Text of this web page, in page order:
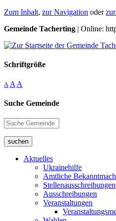
Zum Inhalt, zur Navigation oder
Gemeinde Tacherting | Online:
Schriftgröße
A A A
Suche Gemeinde
suchen
Aktuelles
Ukrainehilfe
Amtliche
Stellenausschreibungen
Ausschreibungen
Veranstaltungen